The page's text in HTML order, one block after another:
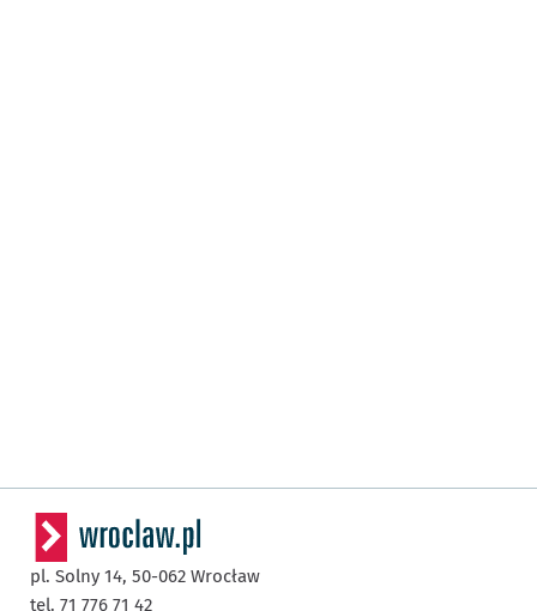
pl. Solny 14, 50-062 Wrocław
tel. 71 776 71 42